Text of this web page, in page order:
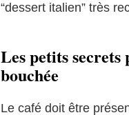
“dessert italien” très
Les petits
bouchée
Le café doit être